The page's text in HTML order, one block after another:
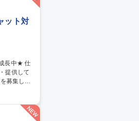
ット対
提供して
募集しま
ユーザー